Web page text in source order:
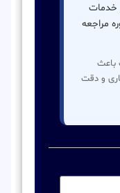
خدمات
مراجعه
باعث
و دقت